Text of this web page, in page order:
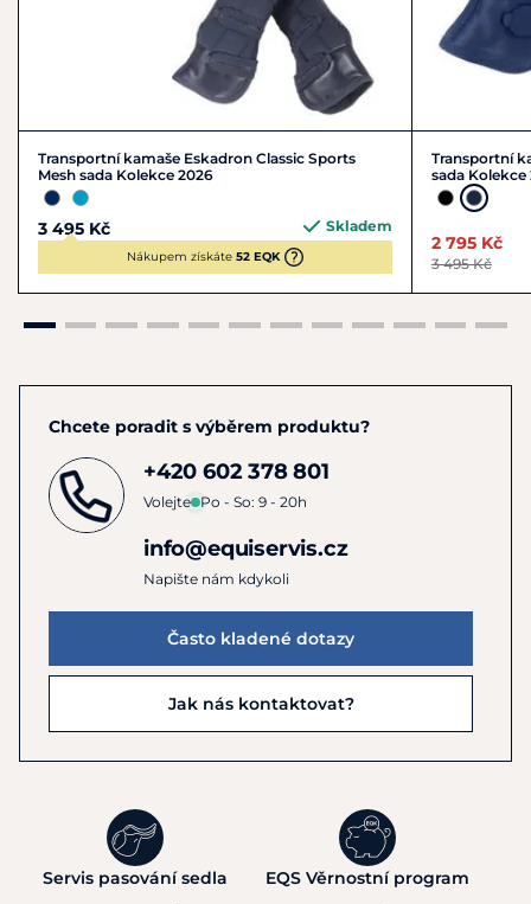
Transportní kamaše Eskadron Classic Sports
Mesh sada Kolekce 2026
3 495 Kč Skladem
Nákupem získáte 52 EQK
Transportní
sada Kolekce
2 795 Kč
3 495 Kč
Chcete poradit s výběrem produktu?
+420 602 378 801
Volejte Po - So: 9 - 20h
info@equiservis.cz
Napište nám kdykoli
Často kladené dotazy
Jak nás kontaktovat?
Servis pasování sedla EQS Věrnostní program